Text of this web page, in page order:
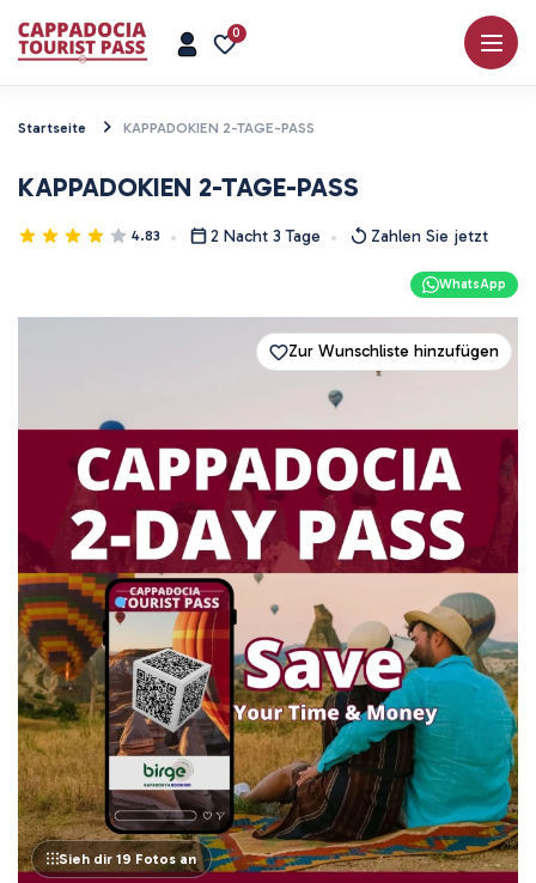
0
Startseite KAPPADOKIEN 2-TAGE-PASS
KAPPADOKIEN 2-TAGE-PASS
4.83 2 Nacht 3 Tage Zahlen Sie jetzt
WhatsApp
Zur Wunschliste hinzufügen
Sieh dir 19 Fotos an